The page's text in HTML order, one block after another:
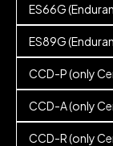
ES66G
ES89G
CCD-P (only
CCD-A (only
CCD-R (only